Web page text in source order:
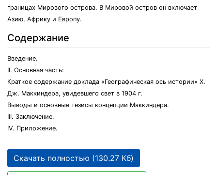
границах Мирового острова. В Мировой остров он включает
Азию, Африку и Европу.
Содержание
Введение.
II. Основная часть:
Краткое содержание доклада «Географическая ось истории» Х.
Дж. Маккиндера, увидевшего свет в 1904 г.
Выводы и основные тезисы концепции Маккиндера.
III. Заключение.
IV. Приложение.
Скачать полностью (130.27 Кб)